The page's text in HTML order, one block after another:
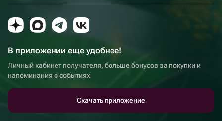
В приложении еще удобнее!
Личный кабинет получателя, больше бонусов за покупки и
напоминания о событиях
Скачать приложение